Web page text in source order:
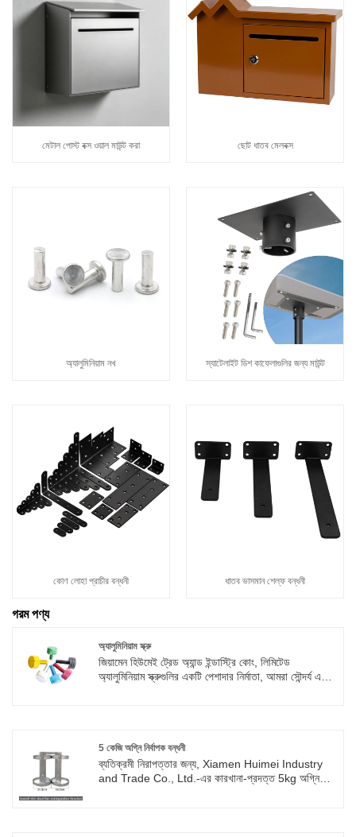
মেটাল পোস্ট বক্স ওয়াল মাউন্ট করা ছোট ধাতব মেলবক্স
অ্যালুমিনিয়াম নখ স্যাটেলাইট ডিশ কাফেলাগুলির জন্য মাউন্ট
কোণ লোহা প্রাচীর বন্ধনী ধাতব ভাসমান শেল্ফ বন্ধনী
গরম পণ্য
অ্যালুমিনিয়াম স্ক্রু
জিয়ামেন হিউমেই ট্রেড অ্যান্ড ইন্ডাস্ট্রি কোং, লিমিটেড
অ্যালুমিনিয়াম স্ক্রুগুলির একটি পেশাদার নির্মাতা, আমরা সৌন্দর্য এবং
5 কেজি অগ্নি নির্বাপক বন্ধনী
ব্যতিক্রমী নিরাপত্তার জন্য, Xiamen Huimei Industry
and Trade Co., Ltd.-এর কারখানা-প্রদত্ত 5kg অগ্নি